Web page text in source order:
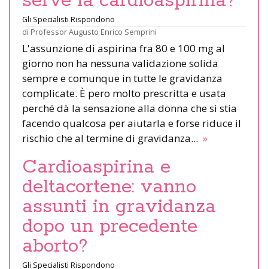
Gli Specialisti Rispondono
di Professor Augusto Enrico Semprini
L'assunzione di aspirina fra 80 e 100 mg al
giorno non ha nessuna validazione solida
sempre e comunque in tutte le gravidanza
complicate. È pero molto prescritta e usata
perché dà la sensazione alla donna che si stia
facendo qualcosa per aiutarla e forse riduce il
rischio che al termine di gravidanza... »
Cardioaspirina e
deltacortene: vanno
assunti in gravidanza
dopo un precedente
aborto?
Gli Specialisti Rispondono